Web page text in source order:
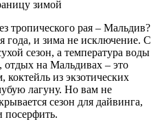
тропического рая – Мальдив?
и зима не исключение. С
сезон, а температура воды
отдых на Мальдивах – это
из экзотических
лагуну. Но вам не
сезон для дайвинга,
посерфить.